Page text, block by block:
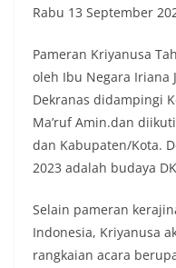
Rabu 13 September
Pameran Kriyanusa
oleh Ibu Negara Iriana
Dekranas didampingi
Ma’ruf Amin.dan
dan Kabupaten/Kota.
2023 adalah budaya
Selain pameran
Indonesia, Kriyanusa
rangkaian acara